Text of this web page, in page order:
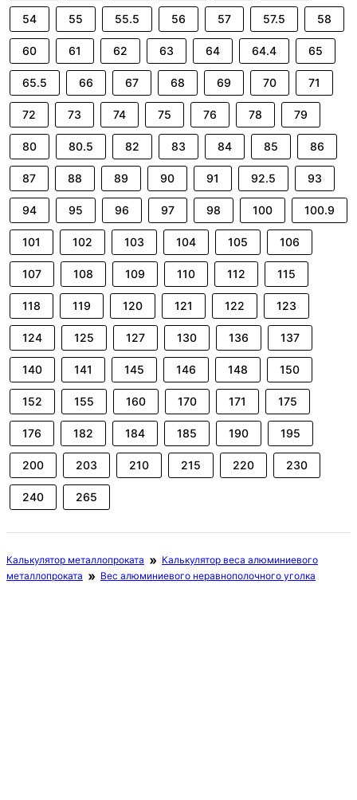
54 55 55.5 56 57 57.5 58
60 61 62 63 64 64.4 65
65.5 66 67 68 69 70 71
72 73 74 75 76 78 79
80 80.5 82 83 84 85 86
87 88 89 90 91 92.5 93
94 95 96 97 98 100 100.9
101 102 103 104 105 106
107 108 109 110 112 115
118 119 120 121 122 123
124 125 127 130 136 137
140 141 145 146 148 150
152 155 160 170 171 175
176 182 184 185 190 195
200 203 210 215 220 230
240 265
Калькулятор металлопроката
Калькулятор веса алюминиевого
металлопроката
Вес алюминиевого неравнополочного уголка